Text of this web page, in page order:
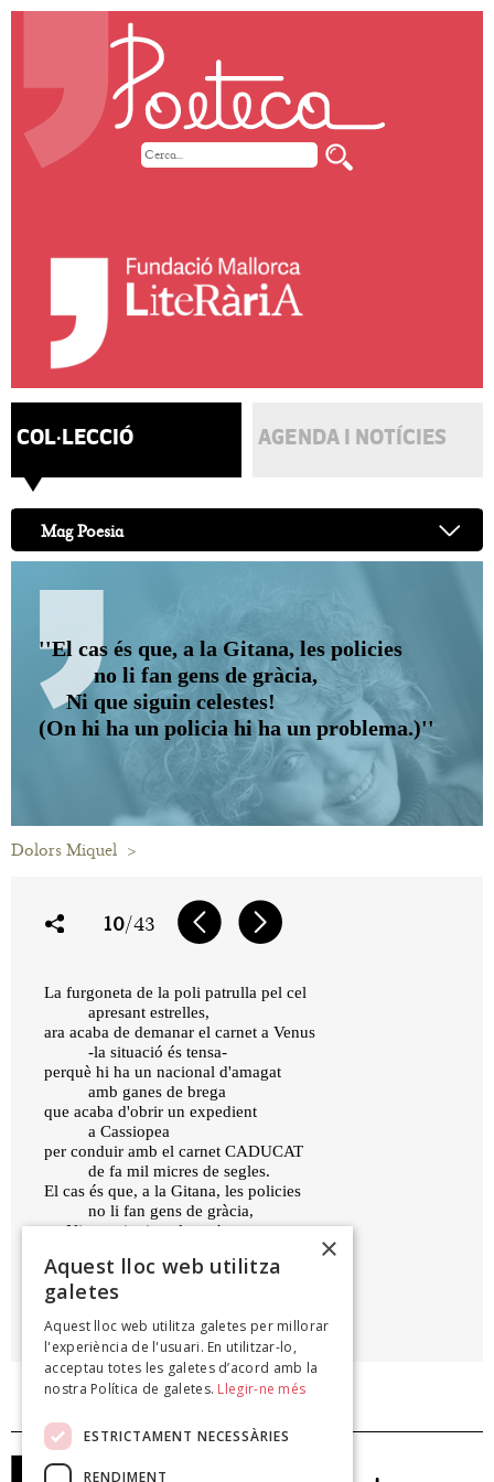
COL·LECCIÓ AGENDA I NOTÍCIES
Mag Poesia
''El cas és que, a la Gitana, les policies
no li fan gens de gràcia,
Ni que siguin celestes!
(On hi ha un policia hi ha un problema.)''
Dolors Miquel >
10/43
La furgoneta de la poli patrulla pel cel
apresant estrelles,
ara acaba de demanar el carnet a Venus
-la situació és tensa-
perquè hi ha un nacional d'amagat
amb ganes de brega
que acaba d'obrir un expedient
a Cassiopea
per conduir amb el carnet CADUCAT
de fa mil micres de segles.
El cas és que, a la Gitana, les policies
no li fan gens de gràcia,
Ni que siguin celestes!
(On hi ha un policia hi ha un problema.)
Gitana Roc, 2000
×
Aquest lloc web utilitza
galetes
Aquest lloc web utilitza galetes per millorar
l'experiència de l'usuari. En utilitzar-lo,
acceptau totes les galetes d’acord amb la
nostra Política de galetes. Llegir-ne més
ESTRICTAMENT NECESSÀRIES
RENDIMENT